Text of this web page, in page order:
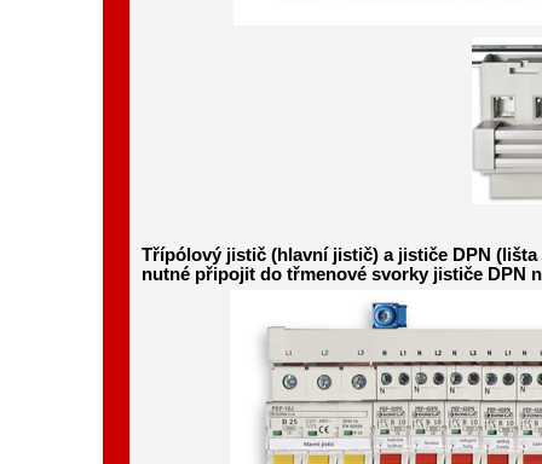
Třípólový jistič (hlavní jistič) a jističe DPN
nutné připojit do třmenové svorky jističe DPN